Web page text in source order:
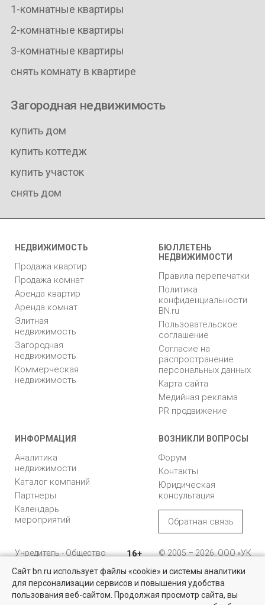
1-комнатные квартиры
2-комнатные квартиры
3-комнатные квартиры
снять комнату в квартире
Загородная недвижимость
купить дом
купить коттедж
купить участок
снять дом
НЕДВИЖИМОСТЬ
Продажа квартир
Продажа комнат
Аренда квартир
Аренда комнат
Элитная
недвижимость
Загородная
недвижимость
Коммерческая
недвижимость
БЮЛЛЕТЕНЬ
НЕДВИЖИМОСТИ
Правила перепечатки
Политика
конфиденциальности
BN.ru
Пользовательское
соглашение
Согласие на
распространение
персональных данных
Карта сайта
Медийная реклама
PR продвижение
ИНФОРМАЦИЯ
Аналитика
недвижимости
Каталог компаний
Партнеры
Календарь
мероприятий
ВОЗНИКЛИ ВОПРОСЫ
Форум
Контакты
Юридическая
консультация
Обратная связь
Учредитель - Общество
ответственностью
"Управляющая
компания "Бюллетень
недвижимости"
16+
© 2005 – 2026, ООО «УК
196105, Санкт-
Петербург, пр. Юрия
Гагарина, 1
Сайт bn.ru использует файлы «cookie» и системы аналитики
для персонализации сервисов и повышения удобства
пользования веб-сайтом. Продолжая просмотр сайта, вы